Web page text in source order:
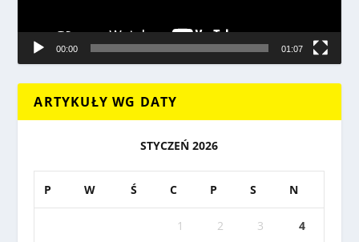
00:00 01:07
ARTYKUŁY WG DATY
STYCZEŃ 2026
P W Ś C P S N
1 2 3 4